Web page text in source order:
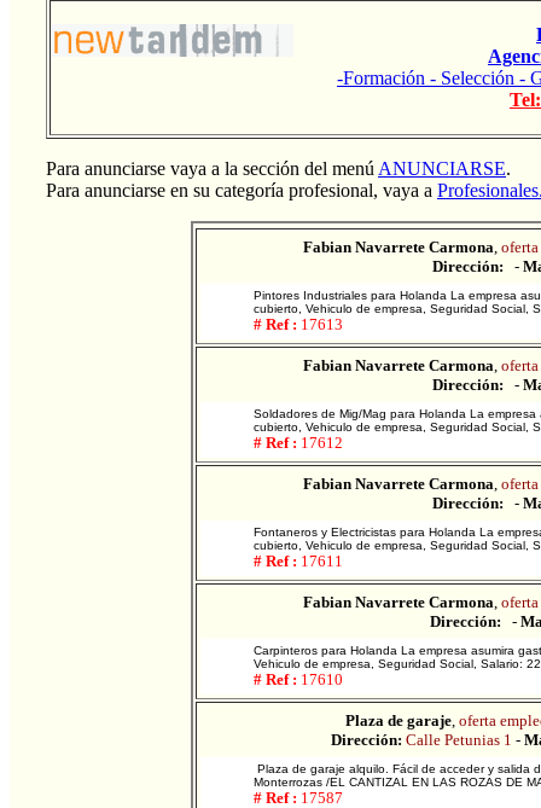
-Formación - Selección -
Para anunciarse vaya a la sección del menú ANUNCIARSE.
Para anunciarse en su categoría profesional, vaya a
Fabian Navarrete Carmona,
Dirección:
-
Pintores Industriales para Holanda La empresa
cubierto, Vehiculo de empresa, Seguridad Social,
# Ref : 17613
Fabian Navarrete Carmona,
Dirección:
-
Soldadores de Mig/Mag para Holanda La
cubierto, Vehiculo de empresa, Seguridad Social,
# Ref : 17612
Fabian Navarrete Carmona,
Dirección:
-
Fontaneros y Electricistas para Holanda La
cubierto, Vehiculo de empresa, Seguridad Social,
# Ref : 17611
Fabian Navarrete Carmona,
Dirección:
-
Carpinteros para Holanda La empresa asumira
Vehiculo de empresa, Seguridad Social, Salario:
# Ref : 17610
Plaza de garaje, oferta
Dirección: Calle Petunias 1 -
Plaza de garaje alquilo. Fácil de acceder y salida
Monterrozas /EL CANTIZAL EN LAS ROZAS DE
# Ref : 17587